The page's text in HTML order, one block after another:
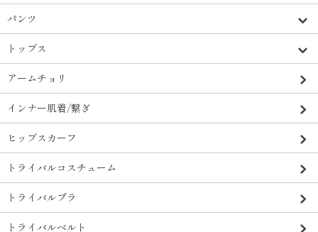
パンツ
トップス
アームチョリ
インナー肌着/繋ぎ
ヒップスカーフ
トライバルコスチューム
トライバルブラ
トライバルベルト